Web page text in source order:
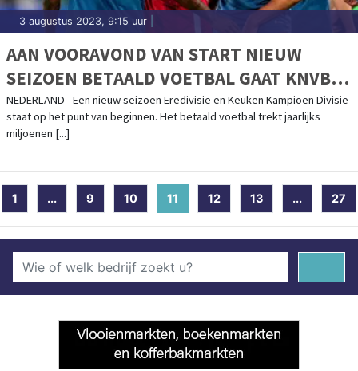
3 augustus 2023, 9:15 uur
AAN VOORAVOND VAN START NIEUW
SEIZOEN BETAALD VOETBAL GAAT KNVB
VOOR GASTVRIJ EN VEILIG VOETBAL
NEDERLAND - Een nieuw seizoen Eredivisie en Keuken Kampioen Divisie
staat op het punt van beginnen. Het betaald voetbal trekt jaarlijks
miljoenen [...]
1 ... 9 10 11 (current)
12 13 ... 27